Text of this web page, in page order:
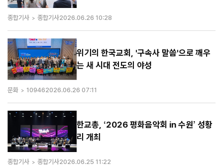
종합기사 종합기사2026.06.26 10:28
위기의 한국교회, '구속사 말씀'으로 깨우
는 새 시대 전도의 야성
문화 109462026.06.26 07:11
한교총, ‘2026 평화음악회 in 수원’ 성황
리 개최
종합기사 종합기사2026.06.25 11:22